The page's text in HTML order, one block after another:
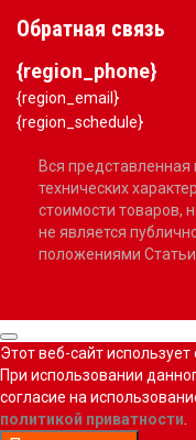
Обратная связь
{region_phone}
{region_email}
{region_schedule}
Вся
технических
стоимости товаров,
не является
положениями
Этот веб-сайт
При использовании
согласие на
политикой приватности